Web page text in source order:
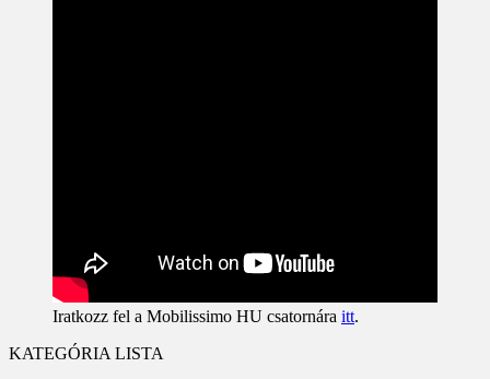
Iratkozz fel a Mobilissimo HU csatornára itt.
KATEGÓRIA LISTA